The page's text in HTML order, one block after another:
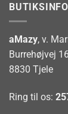
aMazy, v.
Burrehøjvej
8830 Tjele
Ring til os: